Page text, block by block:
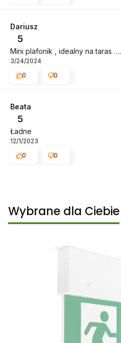
Dariusz
5
Mini plafonik , idealny na taras ….
3/24/2024
0
0
Beata
5
Ładne
12/1/2023
0
0
Wybrane dla Ciebie